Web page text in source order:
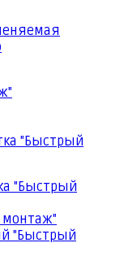
"Быстрый
"Быстрый
"Быстрый